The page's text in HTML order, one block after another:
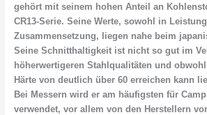
gehört mit seinem hohen Anteil an
CR13-Serie. Seine Werte, sowohl in
Zusammensetzung, liegen nahe beim
Seine Schnitthaltigkeit ist nicht so gut im
höherwertigeren Stahlqualitäten und
Härte von deutlich über 60 erreichen kann
Bei Messern wird er am häufigsten für
verwendet, vor allem von den Herstellern